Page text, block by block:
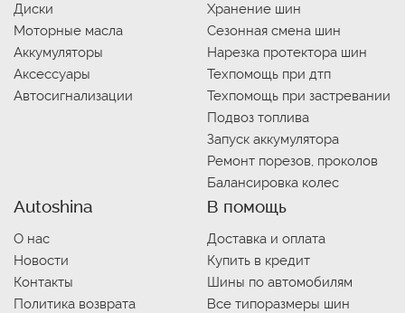
Диски
Моторные масла
Аккумуляторы
Аксессуары
Автосигнализации
Хранение шин
Сезонная смена шин
Нарезка протектора шин
Техпомощь при дтп
Техпомощь при застревании
Подвоз топлива
Запуск аккумулятора
Ремонт порезов, проколов
Балансировка колес
Autoshina
О нас
Новости
Контакты
Политика возврата
В помощь
Доставка и оплата
Купить в кредит
Шины по автомобилям
Все типоразмеры шин